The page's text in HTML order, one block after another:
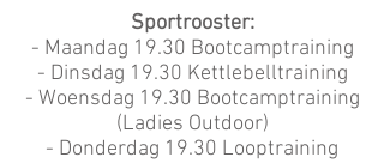
Sportrooster:
- Maandag 19.30 Bootcamptraining
- Dinsdag 19.30 Kettlebelltraining
- Woensdag 19.30 Bootcamptraining
(Ladies Outdoor)
- Donderdag 19.30 Looptraining